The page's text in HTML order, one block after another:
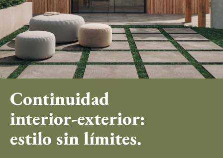
Continuidad
interior-exterior:
estilo sin límites.